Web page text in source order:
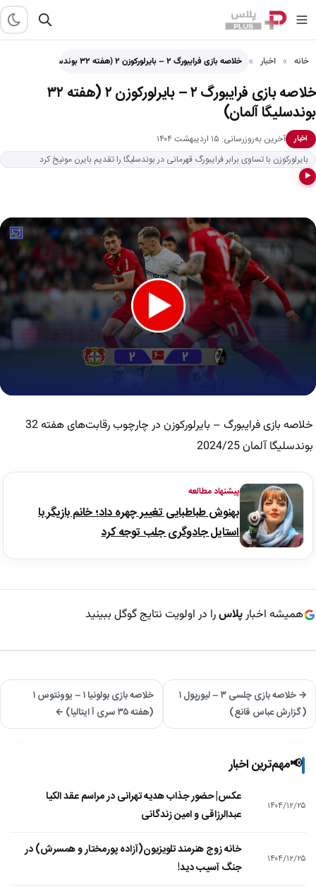
خانه اخبار خلاصه بازی فرایبورگ ۲ – بایرلورکوزن ۲ (هفته ۳۲ بوندسلیگا…
خلاصه بازی فرایبورگ ۲ – بایرلورکوزن ۲ (هفته ۳۲
بوندسلیگا آلمان)
اخبار
آخرین به‌روزرسانی: ۱۵ اردیبهشت ۱۴۰۴
بایرلورکوزن با تساوی برابر فرایبورگ قهرمانی در بوندسلیگا را تقدیم بایرن مونیخ کرد
▶
seconds
خلاصه بازی فرایبورگ – بایرلورکوزن در چارچوب رقابت‌های هفته 32
بوندسلیگا آلمان 2024/25
پیشنهاد مطالعه
بهنوش طباطبایی تغییر چهره داد؛ خانم بازیگر با
استایل جادوگری جلب توجه کرد
همیشه اخبارپلاسرا در اولویت نتایج گوگل ببینید
→ خلاصه بازی چلسی ۳ – لیورپول ۱
(گزارش عباس قانع)
خلاصه بازی بولونیا ۱ – یوونتوس ۱
(هفته ۳۵ سری آ ایتالیا) ←
📢مهم‌ترین اخبار
۱۴۰۴/۱۲/۲۵
عکس| حضور جذاب هدیه تهرانی در مراسم عقد الکیا
عبدالرزاقی و امین زندگانی
۱۴۰۴/۱۲/۲۵
خانه زوج هنرمند تلویزیون(آزاده پورمختار و همسرش) در
جنگ آسیب دید!